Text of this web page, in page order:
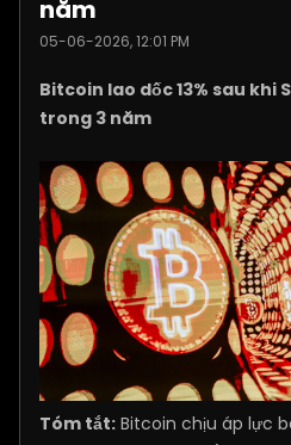
năm
05-06-2026, 12:01 PM
Bitcoin lao dốc 13% sau khi
trong 3 năm
Tóm tắt: Bitcoin chịu áp lực